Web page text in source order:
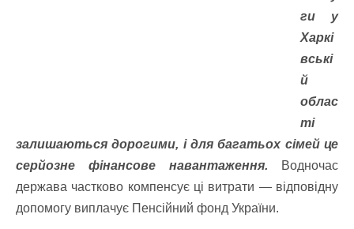
ги у
Харкі
вські
й
облас
ті
залишаються дорогими, і для багатьох сімей це
серйозне фінансове навантаження. Водночас
держава частково компенсує ці витрати — відповідну
допомогу виплачує Пенсійний фонд України.